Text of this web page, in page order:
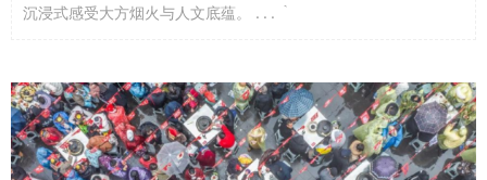
沉浸式感受大方烟火与人文底蕴。 ... `